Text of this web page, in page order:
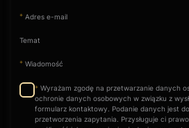
* Adres e-mail
Temat
* Wiadomość
* Wyrażam zgodę na przetwarzanie danych
ochronie danych osobowych w związku z
formularz kontaktowy. Podanie danych jest
przetworzenia zapytania. Przysługuje ci